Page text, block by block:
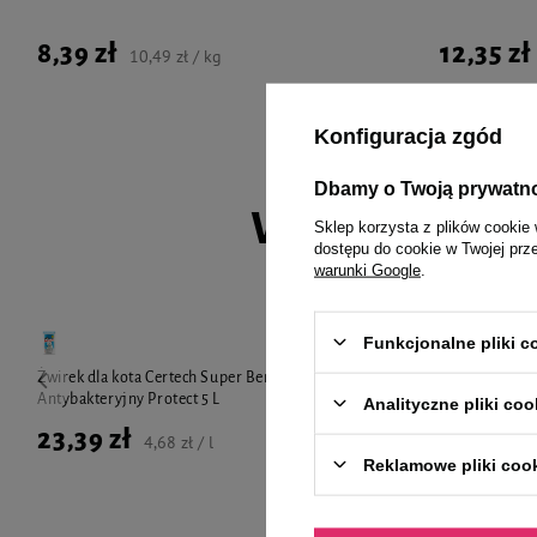
8,39 zł 10,49 zł / kg 12,35 zł
Wybrane
Żwirek dla kota Certech Super Benek
Antybakteryjny Protect 5 L
23,39 zł 4,68 zł / l
na Saszety
Konfiguracja zgód
Dbamy o Twoją
Sklep korzysta z plików cookie
dostępu do cookie w Twojej
warunki Google
Funkcjonalne pliki
Analityczne pliki
Reklamowe pliki